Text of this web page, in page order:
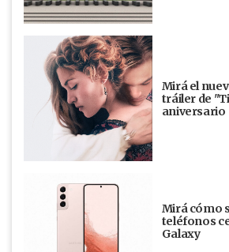
Mirá el
tráiler de
aniversario
Mirá cómo
teléfonos
Galaxy